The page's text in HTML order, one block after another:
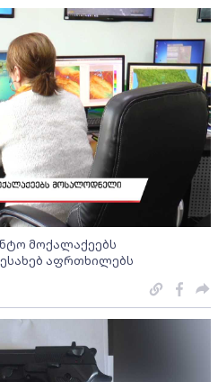
მოქალაქეებს
აფრთხილებს